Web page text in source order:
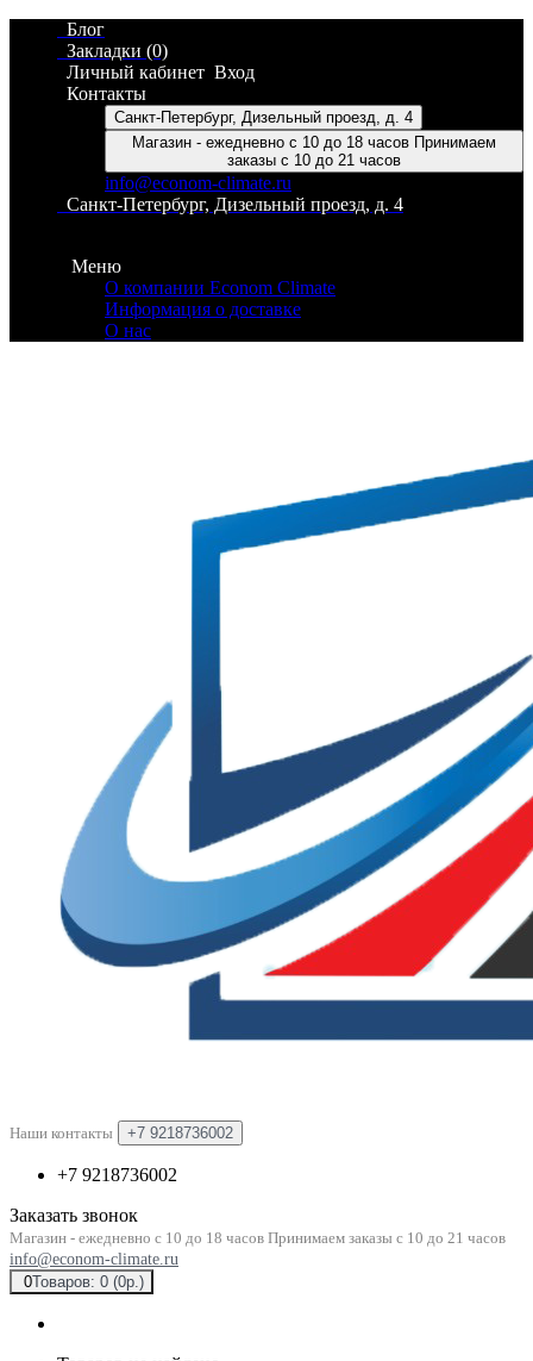
Блог
Закладки (0)
Личный кабинет Вход
Контакты
Санкт-Петербург, Дизельный проезд, д. 4
Магазин - ежедневно с 10 до 18 часов Принимаем
заказы с 10 до 21 часов
info@econom-climate.ru
Санкт-Петербург, Дизельный проезд, д. 4
Меню
О компании Econom Climate
Информация о доставке
О нас
Наши контакты +7 9218736002
+7 9218736002
Заказать звонок
Магазин - ежедневно с 10 до 18 часов Принимаем заказы с 10 до 21 часов
info@econom-climate.ru
0Товаров: 0 (0р.)